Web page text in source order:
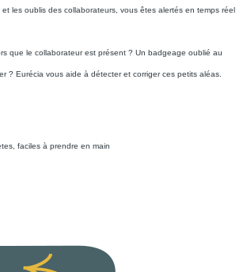
les oublis des collaborateurs, vous êtes alertés en temps réel
que le collaborateur est présent ? Un badgeage oublié au
? Eurécia vous aide à détecter et corriger ces petits aléas.
faciles à prendre en main